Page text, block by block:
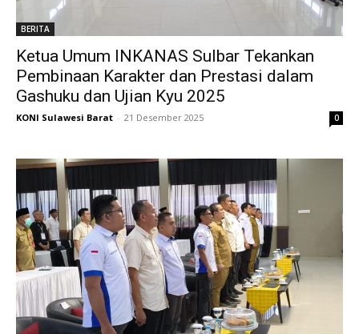
BERITA
Ketua Umum INKANAS Sulbar Tekankan
Pembinaan Karakter dan Prestasi dalam
Gashuku dan Ujian Kyu 2025
KONI Sulawesi Barat - 21 Desember 2025 0